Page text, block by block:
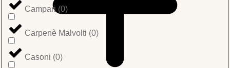
Campari (0)
Carpenè Malvolti (0)
Casoni (0)